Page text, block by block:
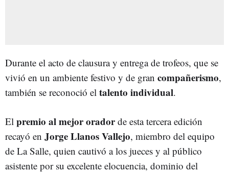
Durante el acto de clausura y entrega de trofeos, que se
vivió en un ambiente festivo y de gran compañerismo,
también se reconoció el talento individual.
El premio al mejor oradorde esta tercera edición
recayó en Jorge Llanos Vallejo, miembro del equipo
de La Salle, quien cautivó a los jueces y al público
asistente por su excelente elocuencia, dominio del